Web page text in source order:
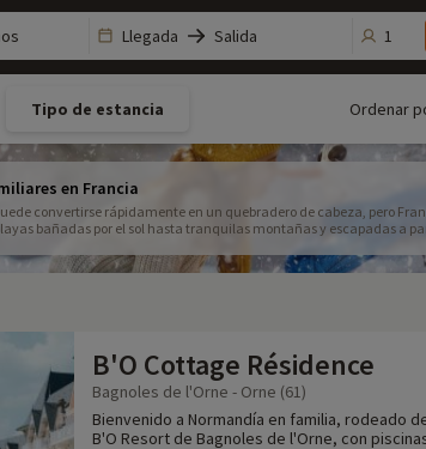
Llegada Salida 1
Tipo de estancia Ordenar
en Francia
convertirse rápidamente en un quebradero de cabeza, pero
bañadas por el sol hasta tranquilas montañas y escapadas a
para una estancia sin estrés. Los niños pueden disfrutar de
hasta parques temáticos familiares como Disneyland París o
en la naturaleza son una forma suave de reconectar, con
tu presupuesto y elegir el periodo adecuado es esencial para
familiares en Francia y regala a los tuyos recuerdos
B'O Cottage Résidence
Bagnoles de l'Orne - Orne (61)
Bienvenido a Normandía en familia, rodeado
B'O Resort de Bagnoles de l'Orne, con